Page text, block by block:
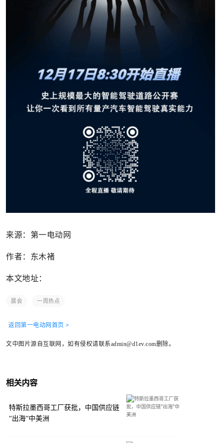
来源：第一电动网
作者：东木褚
本文地址：
展会 一周热点
返回第一电动网首页 >
文中图片源自互联网，如有侵权请联系admin@d1ev.com删除。
相关内容
特斯拉墨西哥工厂获批，中国供应链
“出海“中美洲